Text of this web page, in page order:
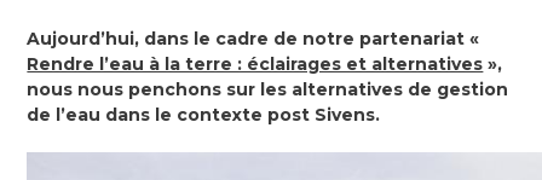
Aujourd’hui, dans le cadre de notre partenariat «
Rendre l’eau à la terre : éclairages et alternatives »,
nous nous penchons sur les alternatives de gestion
de l’eau dans le contexte post Sivens.